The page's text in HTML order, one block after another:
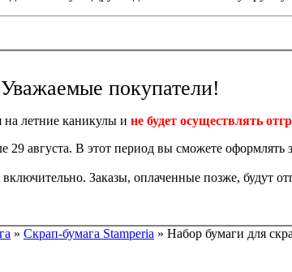
Уважаемые покупатели!
летние каникулы и не будет осуществлять
29 августа. В этот период вы сможете оформлять
Заказы, оплаченные позже, будут
» Скрап-бумага Stamperia » Набор бумаги для